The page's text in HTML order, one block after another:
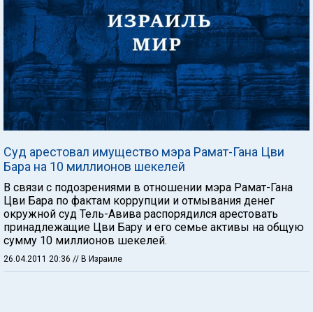
Суд арестовал имущество мэра Рамат-Гана Цви
Бара на 10 миллионов шекелей
В связи с подозрениями в отношении мэра Рамат-Гана
Цви Бара по фактам коррупции и отмывания денег
окружной суд Тель-Авива распорядился арестовать
принадлежащие Цви Бару и его семье активы на общую
сумму 10 миллионов шекелей.
26.04.2011 20:36 // В Израиле